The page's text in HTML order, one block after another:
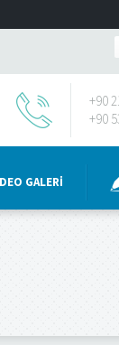
+90
+90
GALERI